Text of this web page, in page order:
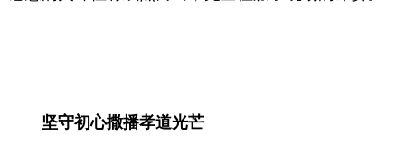
坚守初心撒播孝道光芒